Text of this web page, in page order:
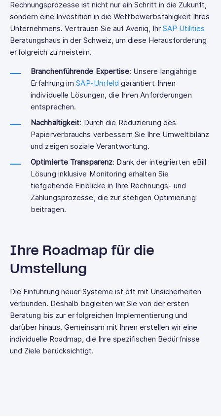
Rechnungsprozesse ist nicht nur ein Schritt in die Zukunft,
sondern eine Investition in die Wettbewerbsfähigkeit Ihres
Unternehmens. Vertrauen Sie auf Aveniq, Ihr SAP Utilities
Beratungshaus in der Schweiz, um diese Herausforderung
erfolgreich zu meistern.
Branchenführende Expertise: Unsere langjährige
Erfahrung imSAP-Umfeld garantiert Ihnen
individuelle Lösungen, die Ihren Anforderungen
entsprechen.
Nachhaltigkeit: Durch die Reduzierung des
Papierverbrauchs verbessern Sie Ihre Umweltbilanz
und zeigen soziale Verantwortung.
Optimierte Transparenz: Dank der integrierten eBill
Lösung inklusive Monitoring erhalten Sie
tiefgehende Einblicke in Ihre Rechnungs- und
Zahlungsprozesse, die zur stetigen Optimierung
beitragen.
Ihre Roadmap für die
Umstellung
Die Einführung neuer Systeme ist oft mit Unsicherheiten
verbunden. Deshalb begleiten wir Sie von der ersten
Beratung bis zur erfolgreichen Implementierung und
darüber hinaus. Gemeinsam mit Ihnen erstellen wir eine
individuelle Roadmap, die Ihre spezifischen Bedürfnisse
und Ziele berücksichtigt.